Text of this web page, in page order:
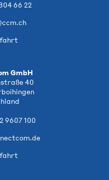
66 22
GmbH
40
9607 100